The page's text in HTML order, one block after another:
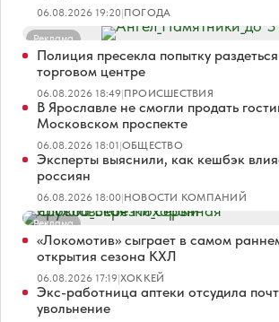
06.08.2026 19:20|ПОГОДА
Реклама
Полиция пресекла попытку
торговом центре
06.08.2026 18:49|ПРОИСШЕСТВИЯ
В Ярославле не смогли продать
Московском проспекте
06.08.2026 18:01|ОБЩЕСТВО
Эксперты выяснили, как кешбэк
россиян
06.08.2026 18:00|НОВОСТИ КОМПАНИЙ
Реклама
«Локомотив» сыграет в самом
открытия сезона КХЛ
06.08.2026 17:19|ХОККЕЙ
Экс-работница аптеки отсудила
увольнение